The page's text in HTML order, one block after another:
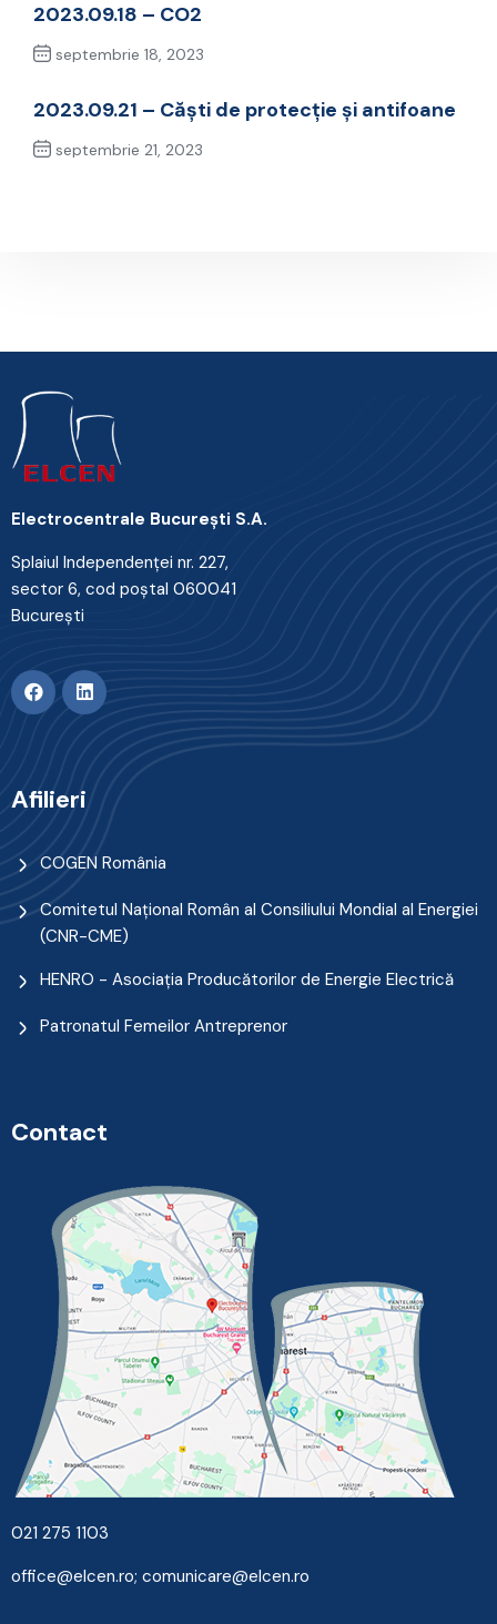
2023.09.18 – CO2
septembrie 18, 2023
2023.09.21 – Căști de protecție și antifoane
septembrie 21, 2023
Electrocentrale Bucureşti S.A.
Splaiul Independenţei nr. 227,
sector 6, cod poştal 060041
Bucureşti
Afilieri
COGEN România
Comitetul Naţional Român al Consiliului Mondial al Energiei
(CNR-CME)
HENRO - Asociația Producătorilor de Energie Electrică
Patronatul Femeilor Antreprenor
Contact
021 275 1103
office@elcen.ro; comunicare@elcen.ro